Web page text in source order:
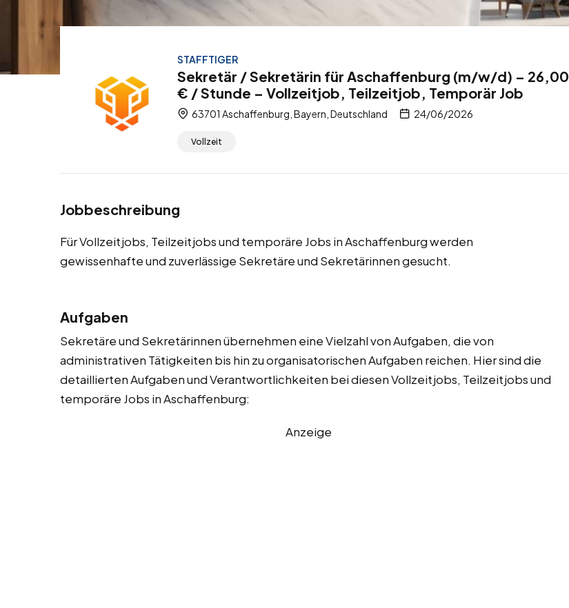
STAFFTIGER
Sekretär / Sekretärin für Aschaffenburg (m/w/d) – 26,00
€ / Stunde – Vollzeitjob, Teilzeitjob, Temporär Job
63701 Aschaffenburg, Bayern, Deutschland 24/06/2026
Vollzeit
Jobbeschreibung
Für Vollzeitjobs, Teilzeitjobs und temporäre Jobs in Aschaffenburg werden
gewissenhafte und zuverlässige Sekretäre und Sekretärinnen gesucht.
Aufgaben
Sekretäre und Sekretärinnen übernehmen eine Vielzahl von Aufgaben, die von
administrativen Tätigkeiten bis hin zu organisatorischen Aufgaben reichen. Hier sind die
detaillierten Aufgaben und Verantwortlichkeiten bei diesen Vollzeitjobs, Teilzeitjobs und
temporäre Jobs in Aschaffenburg:
Anzeige